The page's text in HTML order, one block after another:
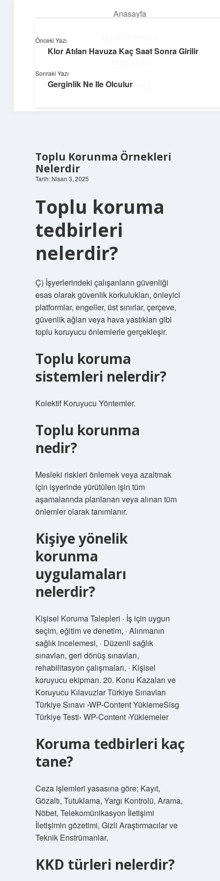
Anasayfa
Hakkımızda
Enerji Dolu Fikirler
Hayatına güç katan neşeli öneriler!
Toplu Korunma Örnekleri
Nelerdir
Tarih: Nisan 3, 2025
Toplu koruma
tedbirleri
nelerdir?
Ç) İşyerlerindeki çalışanların güvenliği
esas olarak güvenlik korkulukları, önleyici
platformlar, engeller, üst sınırlar, çerçeve,
güvenlik ağları veya hava yastıkları gibi
toplu koruyucu önlemlerle gerçekleşir.
Toplu koruma
sistemleri nelerdir?
Kolektif Koruyucu Yöntemler.
Toplu korunma
nedir?
Mesleki riskleri önlemek veya azaltmak
için işyerinde yürütülen işin tüm
aşamalarında planlanan veya alınan tüm
önlemler olarak tanımlanır.
Kişiye yönelik
korunma
uygulamaları
nelerdir?
Kişisel Koruma Talepleri · İş için uygun
seçim, eğitim ve denetim, · Alınmanın
sağlık incelemesi, · Düzenli sağlık
sınavları, geri dönüş sınavları,
rehabilitasyon çalışmaları, · Kişisel
koruyucu ekipman. 20. Konu Kazaları ve
Koruyucu Kılavuzlar Türkiye Sınavları
Türkiye Sınavı ›WP-Content YüklemeSisg
Türkiye Testi› WP-Content ›Yüklemeler
Koruma tedbirleri kaç
tane?
Ceza işlemleri yasasına göre; Kayıt,
Gözaltı, Tutuklama, Yargı Kontrolü, Arama,
Nöbet, Telekomünikasyon İletişimi
İletişimin gözetimi, Gizli Araştırmacılar ve
Teknik Enstrümanlar.
KKD türleri nelerdir?
Önceki Yazı
Klor Atılan Havuza Kaç Saat Sonra Girilir
Sonraki Yazı
Gerginlik Ne Ile Olculur